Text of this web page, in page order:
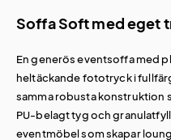
Soffa Soft med eget
En generös eventsoffa med
heltäckande fototryck i
samma robusta konstruktion
PU-belagt tyg och
eventmöbelsom skapar